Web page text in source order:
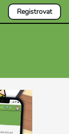
Registrovat